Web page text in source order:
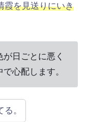
霞を見送りにいき
日ごとに悪く
心配します。
。